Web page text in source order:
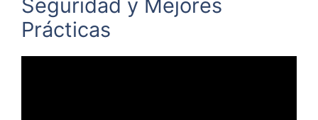
Seguridad y Mejores
Prácticas